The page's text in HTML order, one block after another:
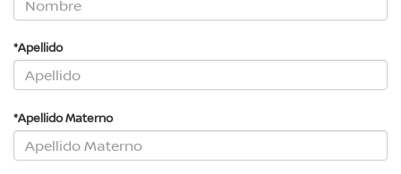
*Apellido
*Apellido Materno